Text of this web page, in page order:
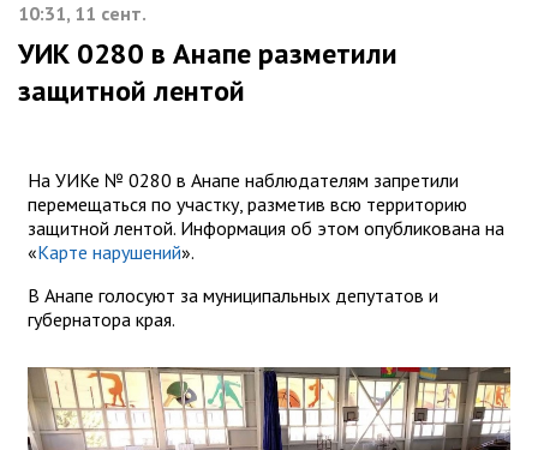
10:31, 11 сент.
УИК 0280 в Анапе разметили
защитной лентой
На УИКе № 0280 в Анапе наблюдателям запретили
перемещаться по участку, разметив всю территорию
защитной лентой. Информация об этом опубликована на
«Карте нарушений».
В Анапе голосуют за муниципальных депутатов и
губернатора края.